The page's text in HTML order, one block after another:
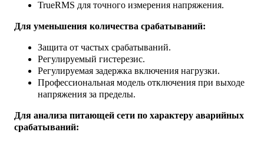
TrueRMS для точного измерения напряжения.
Для уменьшения количества срабатываний:
Защита от частых срабатываний.
Регулируемый гистерезис.
Регулируемая задержка включения нагрузки.
Профессиональная модель отключения при выходе
напряжения за пределы.
Для анализа питающей сети по характеру аварийных
срабатываний: